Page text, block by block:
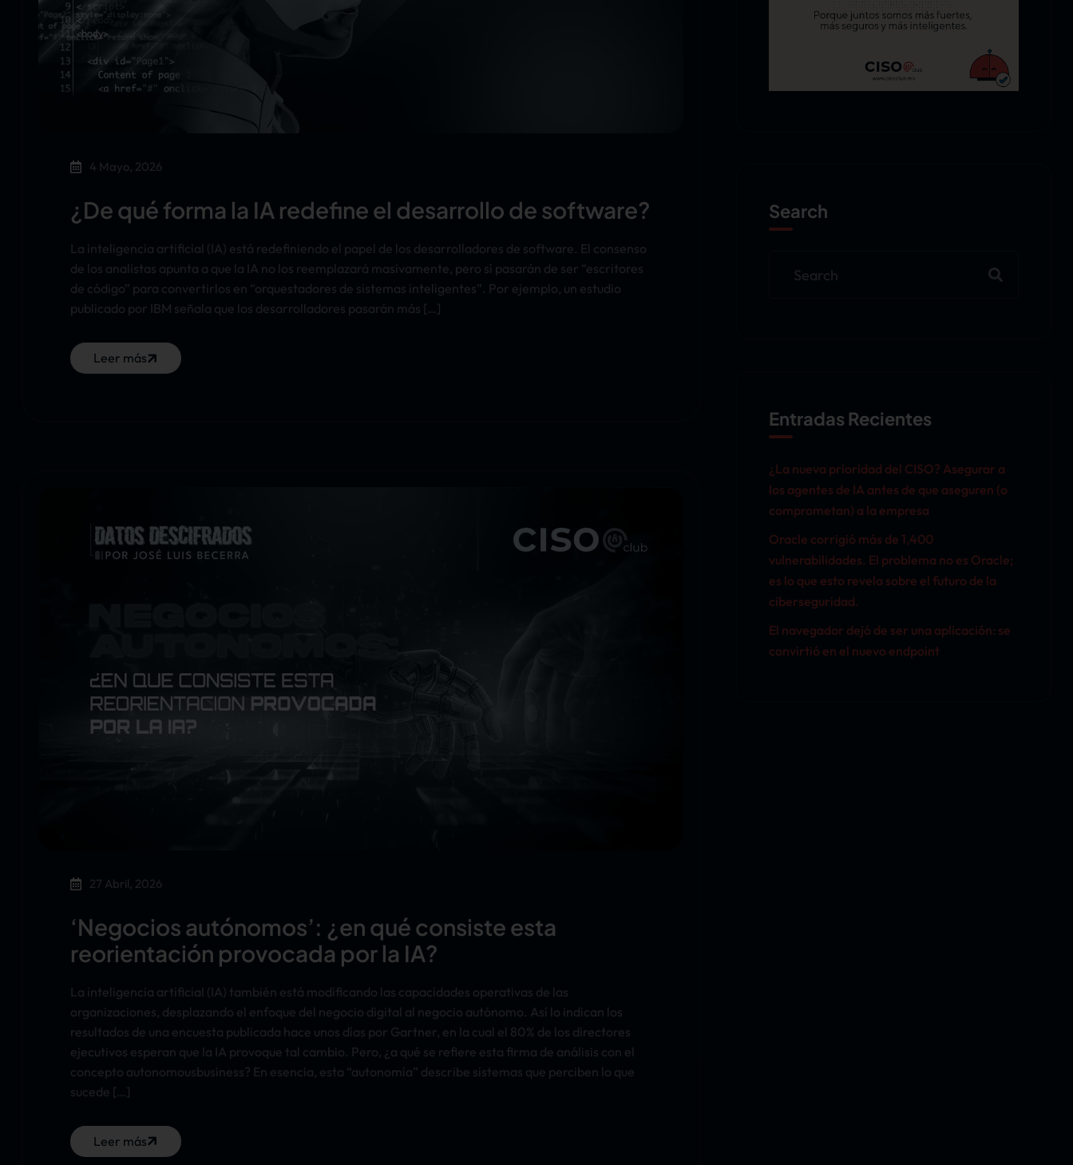
4 Mayo, 2026
¿De qué forma la IA redefine el desarrollo de software?
La inteligencia artificial (IA) está redefiniendo el papel de los desarrolladores de software. El consenso
de los analistas apunta a que la IA no los reemplazará masivamente, pero sí pasarán de ser “escritores
de código” para convertirlos en “orquestadores de sistemas inteligentes”. Por ejemplo, un estudio
publicado por IBM señala que los desarrolladores pasarán más […]
Leer más
27 Abril, 2026
‘Negocios autónomos’: ¿en qué consiste esta
reorientación provocada por la IA?
La inteligencia artificial (IA) también está modificando las capacidades operativas de las
organizaciones, desplazando el enfoque del negocio digital al negocio autónomo. Así lo indican los
resultados de una encuesta publicada hace unos días por Gartner, en la cual el 80% de los directores
ejecutivos esperan que la IA provoque tal cambio. Pero, ¿a qué se refiere esta firma de análisis con el
concepto autonomousbusiness? En esencia, esta “autonomía” describe sistemas que perciben lo que
sucede […]
Leer más
Search
Entradas Recientes
¿La nueva prioridad del CISO? Asegurar a
los agentes de IA antes de que aseguren (o
comprometan) a la empresa
Oracle corrigió más de 1,400
vulnerabilidades. El problema no es Oracle;
es lo que esto revela sobre el futuro de la
ciberseguridad.
El navegador dejó de ser una aplicación: se
convirtió en el nuevo endpoint